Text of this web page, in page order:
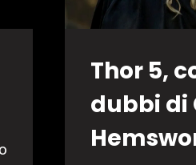
Thor 5,
dubbi di